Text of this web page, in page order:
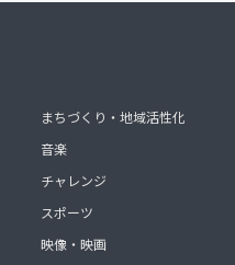
まちづくり・地域活性化
音楽
チャレンジ
スポーツ
映像・映画